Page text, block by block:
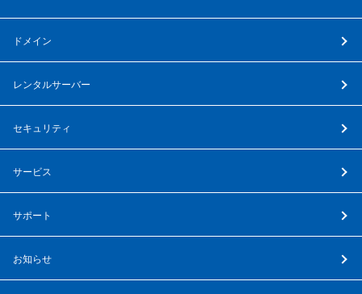
ドメイン
レンタルサーバー
セキュリティ
サービス
サポート
お知らせ